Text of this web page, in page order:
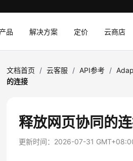
产品 解决方案 定价 云商店
文档首页 / 云客服 / API参考 /
的连接
释放网页协同的
更新时间： 2026-07-31